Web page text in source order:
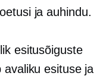
ja auhindu.
esitusõiguste
esituse ja